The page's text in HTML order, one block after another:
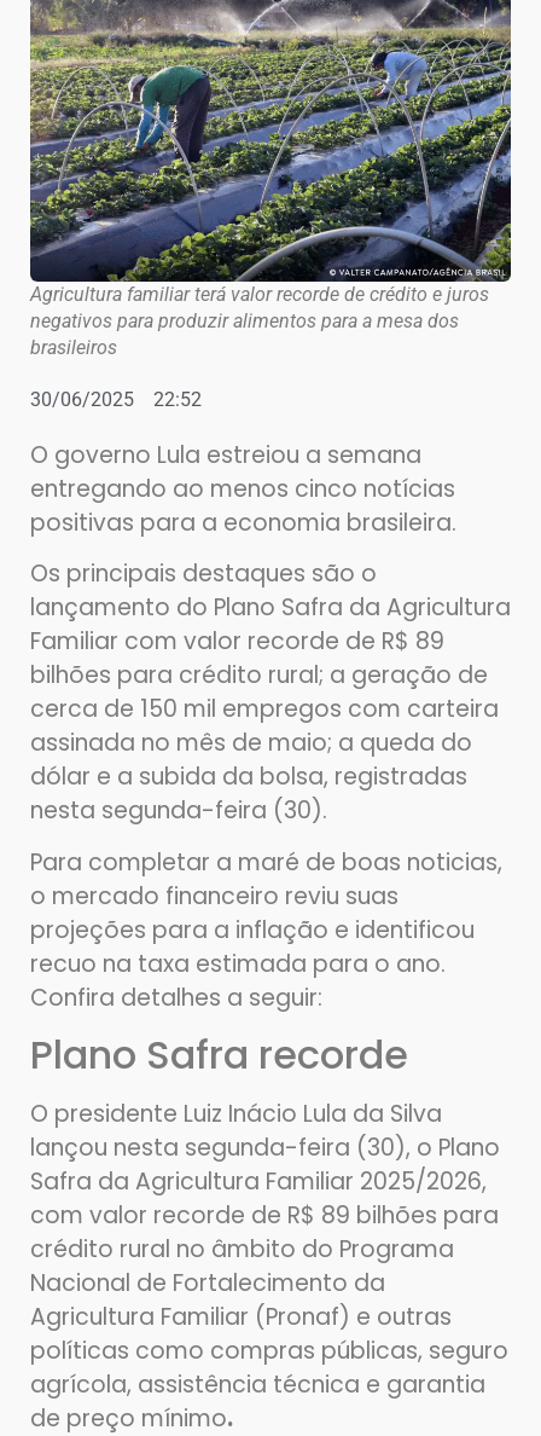
Agricultura familiar terá valor recorde de crédito e juros
negativos para produzir alimentos para a mesa dos
brasileiros
30/06/2025 22:52
O governo Lula estreiou a semana
entregando ao menos cinco notícias
positivas para a economia brasileira.
Os principais destaques são o
lançamento do Plano Safra da Agricultura
Familiar com valor recorde de R$ 89
bilhões para crédito rural; a geração de
cerca de 150 mil empregos com carteira
assinada no mês de maio; a queda do
dólar e a subida da bolsa, registradas
nesta segunda-feira (30).
Para completar a maré de boas noticias,
o mercado financeiro reviu suas
projeções para a inflação e identificou
recuo na taxa estimada para o ano.
Confira detalhes a seguir:
Plano Safra recorde
O presidente Luiz Inácio Lula da Silva
lançou nesta segunda-feira (30), o Plano
Safra da Agricultura Familiar 2025/2026,
com valor recorde de R$ 89 bilhões para
crédito rural no âmbito do Programa
Nacional de Fortalecimento da
Agricultura Familiar (Pronaf) e outras
políticas como compras públicas, seguro
agrícola, assistência técnica e garantia
de preço mínimo.